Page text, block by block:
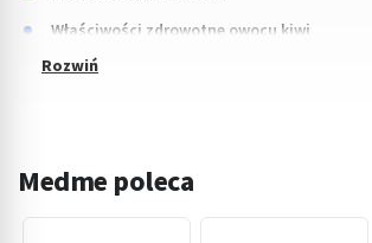
Właściwości zdrowotne owocu kiwi
Medme poleca